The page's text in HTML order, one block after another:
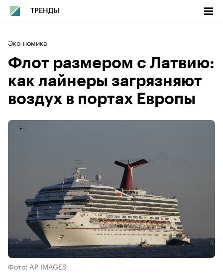
ТРЕНДЫ
Эко-номика
Флот размером с Латвию:
как лайнеры загрязняют
воздух в портах Европы
Фото: AP IMAGES